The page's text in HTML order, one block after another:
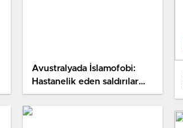
Avustralyada İslamofobi:
Hastanelik eden saldırılar
arttı